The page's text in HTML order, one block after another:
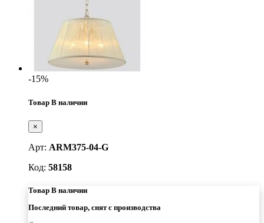
-15%
Товар В наличии
×
Арт: ARM375-04-G
Код: 58158
Товар В наличии
Последний товар, снят с производства